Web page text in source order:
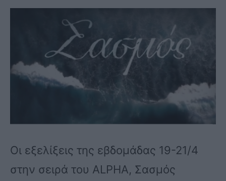
Οι εξελίξεις της εβδομάδας 19-21/4
στην σειρά του ALPHA, Σασμός